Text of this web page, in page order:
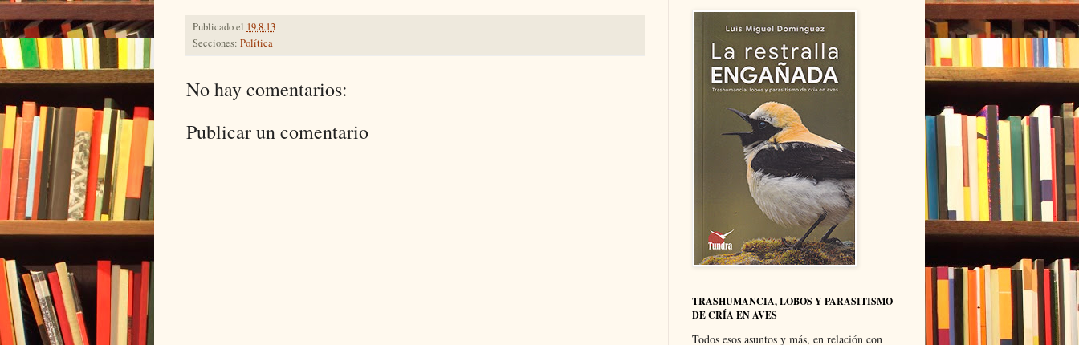
Publicado el 19.8.13
Secciones: Política
No hay comentarios:
Publicar un comentario
TRASHUMANCIA, LOBOS Y PARASITISMO
DE CRÍA EN AVES
Todos esos asuntos y más, en relación con